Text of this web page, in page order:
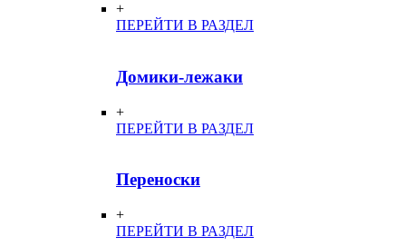
+
ПЕРЕЙТИ В РАЗДЕЛ
Домики-лежаки
+
ПЕРЕЙТИ В РАЗДЕЛ
Переноски
+
ПЕРЕЙТИ В РАЗДЕЛ